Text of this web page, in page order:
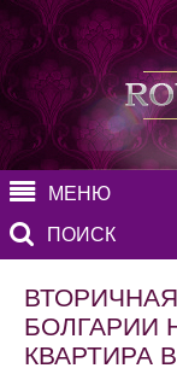
МЕНЮ
ПОИСК
БОЛГАРИИ
КВАРТИРА